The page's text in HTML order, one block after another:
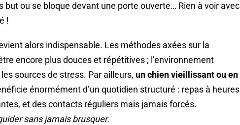
but ou se bloque devant une porte ouverte… Rien à voir avec
!
alors indispensable. Les méthodes axées sur la
encore plus douces et répétitives ; l’environnement
sources de stress. Par ailleurs, un chien vieillissant ou en
énormément d’un quotidien structuré : repas à heures
et des contacts réguliers mais jamais forcés.
sans jamais brusquer.